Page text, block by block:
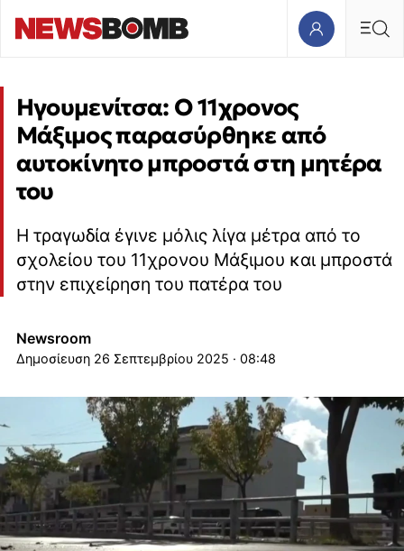
Ηγουμενίτσα: Ο 11χρονος
Μάξιμος παρασύρθηκε από
αυτοκίνητο μπροστά στη μητέρα
του
Η τραγωδία έγινε μόλις λίγα μέτρα από το
σχολείου του 11χρονου Μάξιμου και μπροστά
στην επιχείρηση του πατέρα του
Newsroom
26 Σεπτεμβρίου 2025 · 08:48